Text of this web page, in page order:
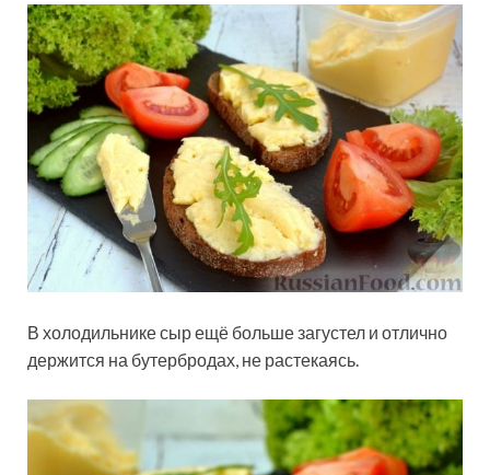
В холодильнике сыр ещё больше загустел и отлично
держится на бутербродах, не растекаясь.